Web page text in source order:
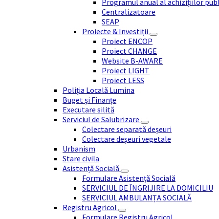
Programul anual al achizițiilor
Centralizatoare
SEAP
Proiecte & Investiții
Proiect ENCOP
Proiect CHANGE
Website B-AWARE
Proiect LIGHT
Proiect LESS
Poliția Locală Lumina
Buget și Finanțe
Executare silită
Serviciul de Salubrizare
Colectare separată deșeuri
Colectare deșeuri vegetale
Urbanism
Stare civila
Asistență Socială
Formulare Asistență Socială
SERVICIUL DE ÎNGRIJIRE LA DOMICILIU
SERVICIUL AMBULANȚA SOCIALĂ
Registru Agricol
Formulare Registru Agricol